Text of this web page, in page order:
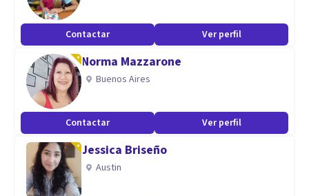
Contactar Ver perfil
Norma Mazzarone
Buenos Aires
Contactar Ver perfil
Jessica Briseño
Austin